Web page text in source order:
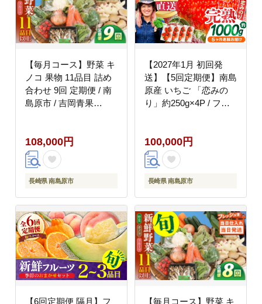
【毎月コース】野菜 キ
ノコ 果物 11品目 詰め
合わせ 9回 定期便 / 南
島原市 / 吉岡青果
108,000円
長崎県 南島原市
【2027年1月 初回発
送】【5回定期便】南島
原産 いちご 「恋みの
り」約250g×4P / フル
100,000円
長崎県 南島原市
【6回定期便 隔月】フ
【毎月コース】野菜 キ